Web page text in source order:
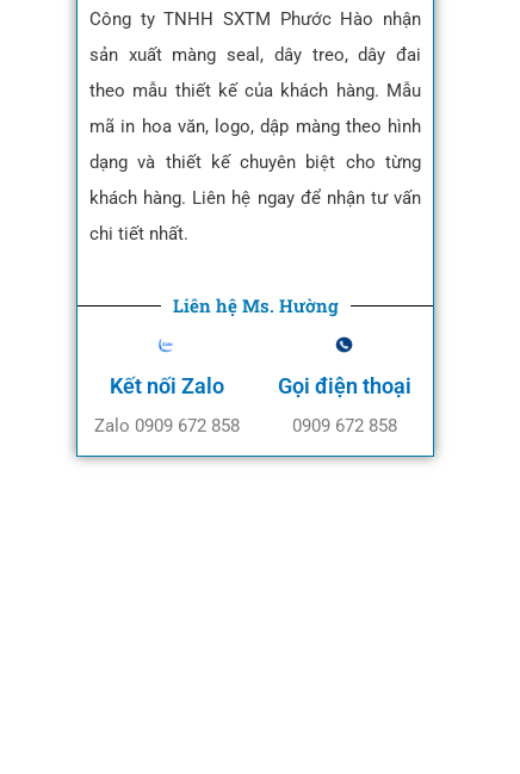
Công ty TNHH SXTM Phước Hào nhận
sản xuất màng seal, dây treo, dây đai
theo mẫu thiết kế của khách hàng. Mẫu
mã in hoa văn, logo, dập màng theo hình
dạng và thiết kế chuyên biệt cho từng
khách hàng. Liên hệ ngay để nhận tư vấn
chi tiết nhất.
Liên hệ Ms. Hường
Kết nối Zalo
Zalo 0909 672 858
Gọi điện thoại
0909 672 858